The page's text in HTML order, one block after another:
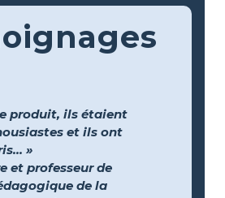
produit, ils étaient
et ils ont
»
et professeur de
de la